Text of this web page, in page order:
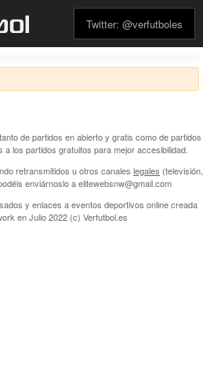
Twitter: @verfutboles
de partidos en abierto y gratis como de partidos
los partidos gratuitos para mejor accesibilidad.
retransmitidos u otros canales legales (televisión,
enviárnoslo a elitewebsnw@gmail.com
y enlaces a eventos deportivos online creada
en Julio 2022 (c) Verfutbol.es